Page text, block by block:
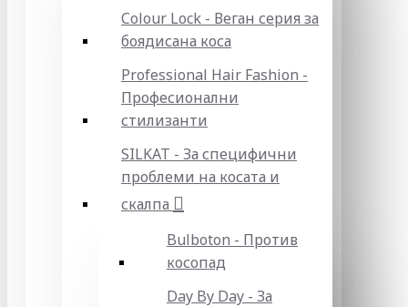
Colour Lock - Веган серия за
боядисана коса
Professional Hair Fashion -
Професионални
стилизанти
SILKAT - За специфични
проблеми на косата и
скалпа
Bulboton - Против
косопад
Day By Day - За